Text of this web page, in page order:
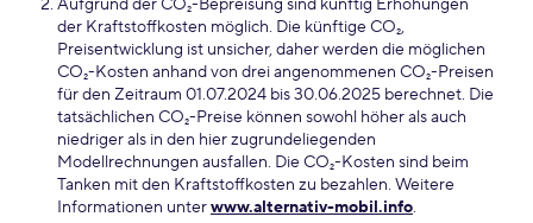
Aufgrund der CO₂-Bepreisung sind künftig Erhöhungen
der Kraftstoffkosten möglich. Die künftige CO₂,
Preisentwicklung ist unsicher, daher werden die möglichen
CO₂-Kosten anhand von drei angenommenen CO₂-Preisen
für den Zeitraum 01.07.2024 bis 30.06.2025 berechnet. Die
tatsächlichen CO₂-Preise können sowohl höher als auch
niedriger als in den hier zugrundeliegenden
Modellrechnungen ausfallen. Die CO₂-Kosten sind beim
Tanken mit den Kraftstoffkosten zu bezahlen. Weitere
Informationen unterwww.alternativ-mobil.info.